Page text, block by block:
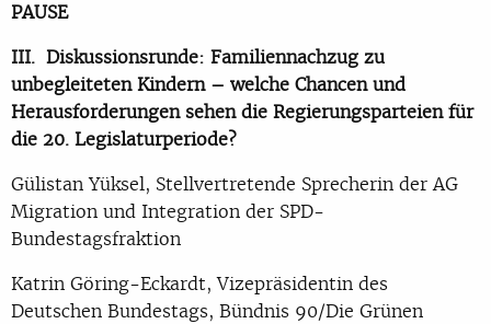
PAUSE
III. Diskussionsrunde: Familiennachzug zu
unbegleiteten Kindern – welche Chancen und
Herausforderungen sehen die Regierungsparteien für
die 20. Legislaturperiode?
Gülistan Yüksel, Stellvertretende Sprecherin der AG
Migration und Integration der SPD-
Bundestagsfraktion
Katrin Göring-Eckardt, Vizepräsidentin des
Deutschen Bundestags, Bündnis 90/Die Grünen